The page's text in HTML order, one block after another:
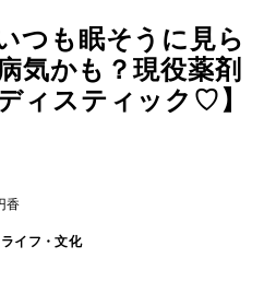
つも眠そうに見ら
気かも？現役薬剤
ィスティック♡】
香
ライフ・文化